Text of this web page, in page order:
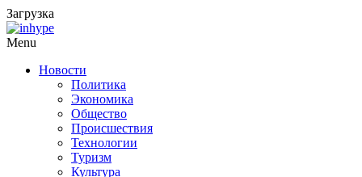
Загрузка
Menu
Новости
Политика
Экономика
Общество
Происшествия
Технологии
Туризм
Культура